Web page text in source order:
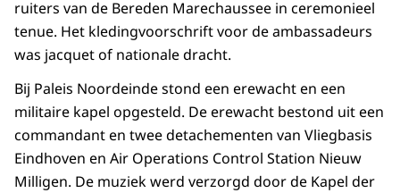
ruiters van de Bereden Marechaussee in ceremonieel
tenue. Het kledingvoorschrift voor de ambassadeurs
was jacquet of nationale dracht.
Bij Paleis Noordeinde stond een erewacht en een
militaire kapel opgesteld. De erewacht bestond uit een
commandant en twee detachementen van Vliegbasis
Eindhoven en Air Operations Control Station Nieuw
Milligen. De muziek werd verzorgd door de Kapel der